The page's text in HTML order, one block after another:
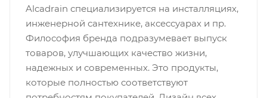
Alcadrain специализируется на инсталляциях,
инженерной сантехнике, аксессуарах и пр.
Философия бренда подразумевает выпуск
товаров, улучшающих качество жизни,
надежных и современных. Это продукты,
которые полностью соответствуют